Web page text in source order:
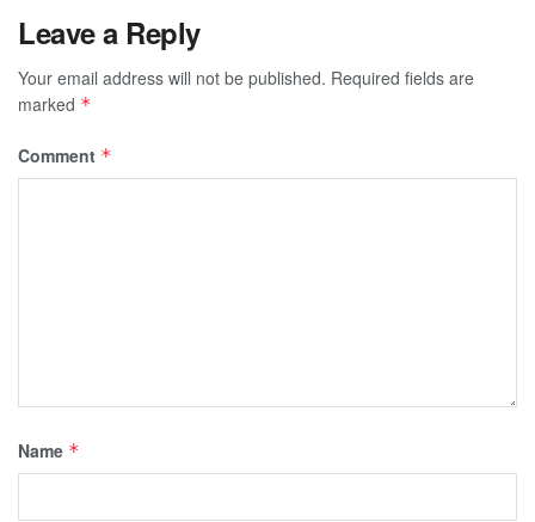
Leave a Reply
Your email address will not be published. Required fields are
marked *
Comment *
Name *